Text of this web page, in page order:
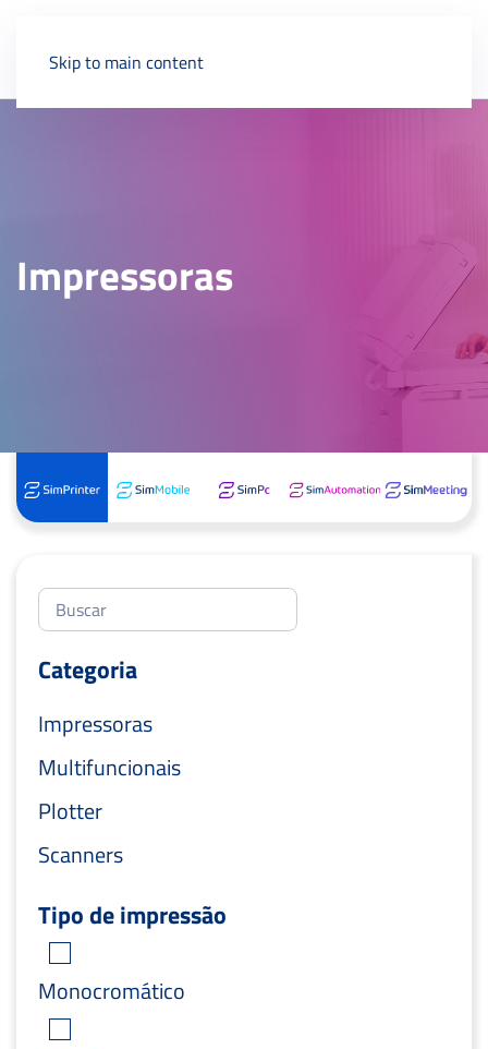
Skip to main content
Impressoras
Categoria
Impressoras
Multifuncionais
Plotter
Scanners
Tipo de impressão
Monocromático